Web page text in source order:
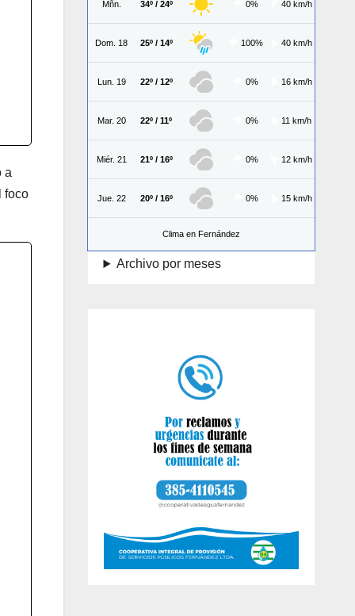
a
foco
Mñn. 34º / 24º 0% 40 km/h
Dom. 18 25º / 14º 100% 40 km/h
Lun. 19 22º / 12º 0% 16 km/h
Mar. 20 22º / 11º 0% 11 km/h
Miér. 21 21º / 16º 0% 12 km/h
Jue. 22 20º / 16º 0% 15 km/h
Clima en Fernández
Archivo por meses